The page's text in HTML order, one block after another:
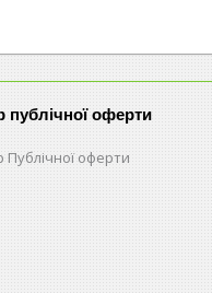
публічної оферти
Публічної оферти